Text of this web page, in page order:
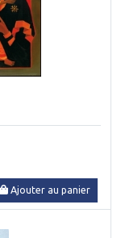
Ajouter au panier